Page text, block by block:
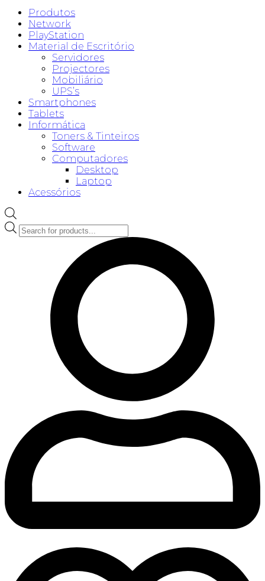
Produtos
Network
PlayStation
Material de Escritório
Servidores
Projectores
Mobiliário
UPS’s
Smartphones
Tablets
Informática
Toners & Tinteiros
Software
Computadores
Desktop
Laptop
Acessórios
Products
search